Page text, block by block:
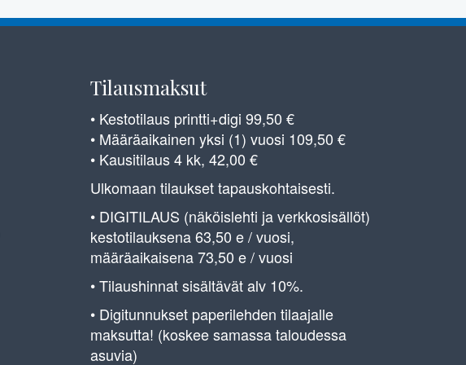
Tilausmaksut
• Kestotilaus printti+digi 99,50 €
• Määräaikainen yksi (1) vuosi 109,50 €
• Kausitilaus 4 kk, 42,00 €
Ulkomaan tilaukset tapauskohtaisesti.
• DIGITILAUS (näköislehti ja verkkosisällöt)
kestotilauksena 63,50 e / vuosi,
määräaikaisena 73,50 e / vuosi
• Tilaushinnat sisältävät alv 10%.
• Digitunnukset paperilehden tilaajalle
maksutta! (koskee samassa taloudessa
asuvia)